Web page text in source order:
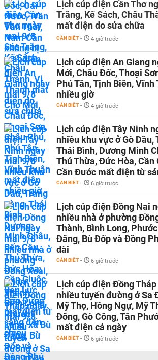
Lịch cúp điện Cần Thơ
Trăng, Kế Sách, Châu
mất điện do sửa chữa
CẦN BIẾT - 4 giờ trước
Lịch cúp điện An Giang
Mới, Châu Đốc, Thoại
Phú Tân, Tịnh Biên,
nhiều giờ
CẦN BIẾT - 4 giờ trước
Lịch cúp điện Tây Ninh
nhiều khu vực ở Gò Dầu,
Thái Bình, Dương Minh
Thủ Thừa, Đức Hòa, Cần
Cần Đước mất điện từ
CẦN BIẾT - 6 giờ trước
Lịch cúp điện Đồng Nai
nhiều nhà ở phường
Thành, Bình Long,
Đăng, Bù Đốp và Đồng
dài
CẦN BIẾT - 6 giờ trước
Lịch cúp điện Đồng
nhiều tuyến đường ở Sa
Mỹ Thọ, Hồng Ngự, Mỹ
Đông, Gò Công, Tân
mất điện cả ngày
CẦN BIẾT - 6 giờ trước